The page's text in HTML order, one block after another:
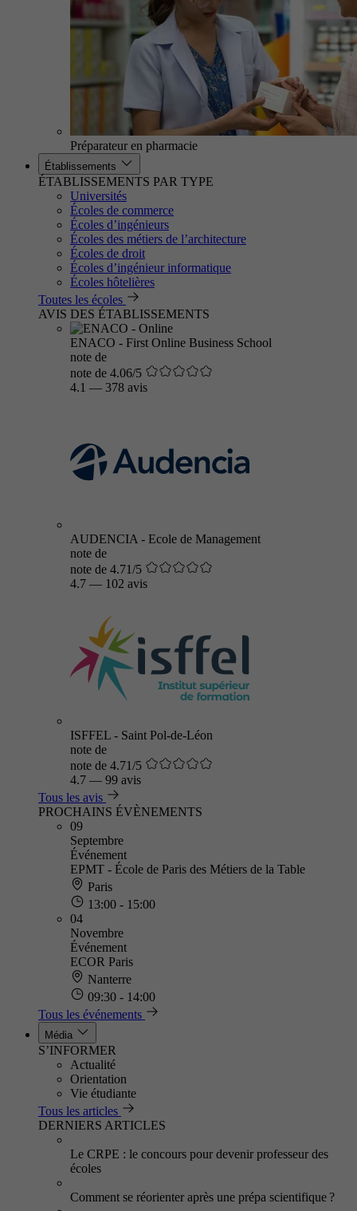
Préparateur en pharmacie
Établissements
ÉTABLISSEMENTS PAR TYPE
Universités
Écoles de commerce
Écoles d’ingénieurs
Écoles des métiers de l’architecture
Écoles de droit
Écoles d’ingénieur informatique
Écoles hôtelières
Toutes les écoles
AVIS DES ÉTABLISSEMENTS
ENACO - First Online Business School
note de
note de 4.06/5
4.1 — 378 avis
AUDENCIA - Ecole de Management
note de
note de 4.71/5
4.7 — 102 avis
ISFFEL - Saint Pol-de-Léon
note de
note de 4.71/5
4.7 — 99 avis
Tous les avis
PROCHAINS ÉVÈNEMENTS
09
Septembre
Événement
EPMT - École de Paris des Métiers de la Table
Paris
13:00 - 15:00
04
Novembre
Événement
ECOR Paris
Nanterre
09:30 - 14:00
Tous les événements
Média
S’INFORMER
Actualité
Orientation
Vie étudiante
Tous les articles
DERNIERS ARTICLES
Le CRPE : le concours pour devenir professeur des
écoles
Comment se réorienter après une prépa scientifique ?